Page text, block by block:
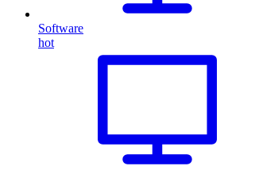
Software
hot